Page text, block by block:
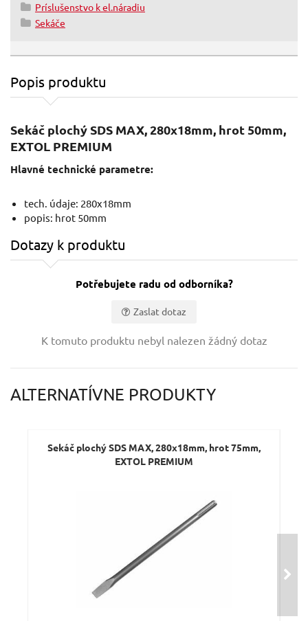
Príslušenstvo k el.náradiu
Sekáče
Popis produktu
Sekáč plochý SDS MAX, 280x18mm, hrot 50mm,
EXTOL PREMIUM
Hlavné technické parametre:
tech. údaje: 280x18mm
popis: hrot 50mm
Dotazy k produktu
Potřebujete radu od odborníka?
Zaslat dotaz
K tomuto produktu nebyl nalezen žádný dotaz
ALTERNATÍVNE PRODUKTY
Sekáč plochý SDS MAX, 280x18mm, hrot 75mm,
EXTOL PREMIUM